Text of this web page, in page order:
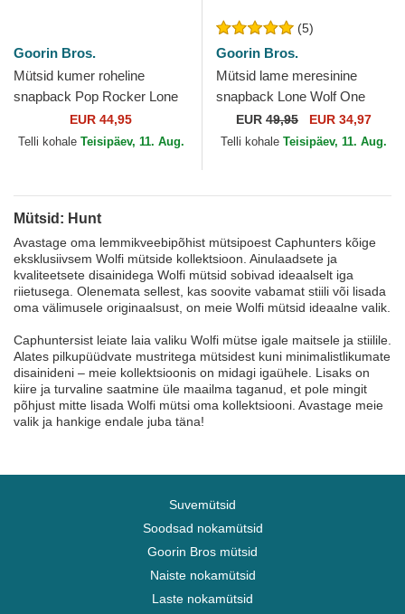
Goorin Bros.
Mütsid kumer roheline
snapback Pop Rocker Lone
Wolf The Farm Goorin Bros.
EUR 44,95
Telli kohale Teisipäev, 11. Aug.
(5)
Goorin Bros.
Mütsid lame meresinine
snapback Lone Wolf One
Pack The Farm Flats The
Farm Goorin Bros.
EUR 49,95 EUR 34,97
Telli kohale Teisipäev, 11. Aug.
Mütsid: Hunt
Avastage oma lemmikveebipõhist mütsipoest Caphunters kõige
eksklusiivsem Wolfi mütside kollektsioon. Ainulaadsete ja
kvaliteetsete disainidega Wolfi mütsid sobivad ideaalselt iga
riietusega. Olenemata sellest, kas soovite vabamat stiili või lisada
oma välimusele originaalsust, on meie Wolfi mütsid ideaalne valik.
Caphuntersist leiate laia valiku Wolfi mütse igale maitsele ja stiilile.
Alates pilkupüüdvate mustritega mütsidest kuni minimalistlikumate
disainideni – meie kollektsioonis on midagi igaühele. Lisaks on
kiire ja turvaline saatmine üle maailma taganud, et pole mingit
põhjust mitte lisada Wolfi mütsi oma kollektsiooni. Avastage meie
valik ja hankige endale juba täna!
Suvemütsid
Soodsad nokamütsid
Goorin Bros mütsid
Naiste nokamütsid
Laste nokamütsid